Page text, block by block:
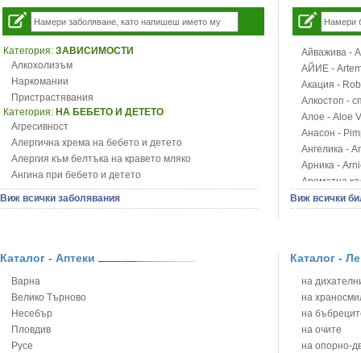
Категория: ЗАВИСИМОСТИ
Алкохолизъм
Наркомании
Пристрастявания
Категория: НА БЕБЕТО И ДЕТЕТО
Агресивност
Алергична хрема на бебето и детето
Алергия към белтъка на кравето мляко
Ангина при бебето и детето
Анемия при бебето и детето
Апетит - пълни деца
Бронхиална астма при бебето и детето
Варицела
Висока температура на бебето и детето
Възпаление на ушите на бебето и детето
Глисти
Виж всички заболявания
Айважива -
АЙИЕ -
Акация -
Алкостоп -
Алое - Aloe
Анасон -
Ангелика -
Арника -
Ароматна
Арония -
Блатен
Блян
Бобови
Божур -
Борови
Босилек -
Виж всички
Каталог - Аптеки
Варна
Велико Търново
Несебър
Пловдив
Русе
Каталог -
на
на
на
на очите
на опорно-